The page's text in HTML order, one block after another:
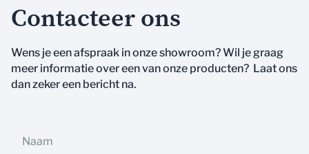
Contacteer ons
Wens je een afspraak in onze showroom? Wil je graag
meer informatie over een van onze producten? Laat ons
dan zeker een bericht na.
Naam